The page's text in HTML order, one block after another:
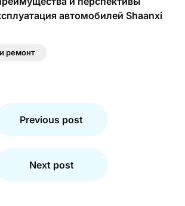
автомобилей Shaanxi
ремонт
Previous post
Next post